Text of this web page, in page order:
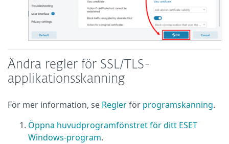
Ändra regler för SSL/TLS-
applikationsskanning
För mer information, se Reglerför programskanning.
Öppna huvudprogramfönstret för ditt ESET
Windows-program.